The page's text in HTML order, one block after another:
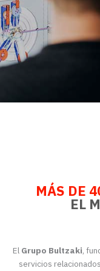
MÁS DE
EL
El Grupo Bultzaki,
servicios